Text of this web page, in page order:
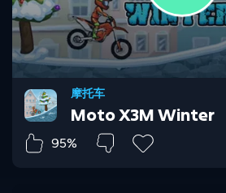
摩托车
Moto X3M Winter
95%